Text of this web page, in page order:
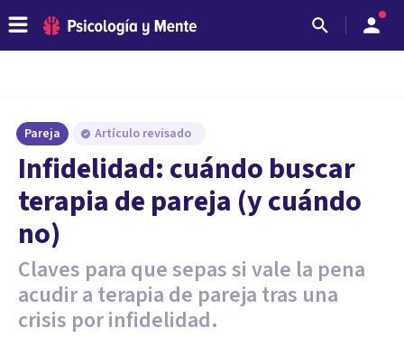
Pareja Artículo revisado
Infidelidad: cuándo buscar
terapia de pareja (y cuándo
no)
Claves para que sepas si vale la pena
acudir a terapia de pareja tras una
crisis por infidelidad.